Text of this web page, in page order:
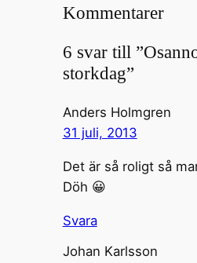
Kommentarer
6 svar till
storkdag”
Anders Holmgren
31 juli, 2013
Det är så roligt så
Döh 😀
Svara
Johan Karlsson